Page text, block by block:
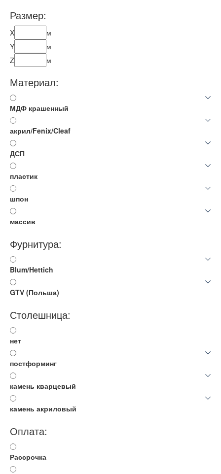
Размер:
X
м
Y
м
Z
м
Материал:
МДФ крашенный
акрил/Fenix/Cleaf
ДСП
пластик
шпон
массив
Фурнитура:
Blum/Hettich
GTV (Польша)
Столешница:
нет
постформинг
камень кварцевый
камень акриловый
Оплата:
Рассрочка